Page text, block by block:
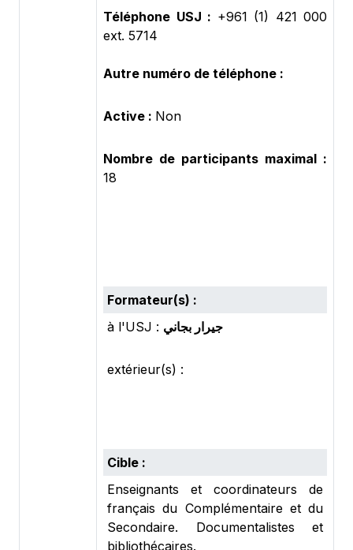
Téléphone USJ : +961 (1) 421 000
ext. 5714
Autre numéro de téléphone :
Active : Non
Nombre de participants maximal :
18
Formateur(s) :
à l'USJ : جيرار بجاني
extérieur(s) :
Cible :
Enseignants et coordinateurs de
français du Complémentaire et du
Secondaire. Documentalistes et
bibliothécaires.